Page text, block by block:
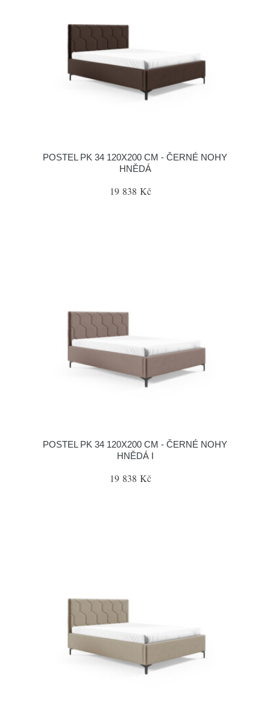
POSTEL PK 34 120X200 CM - ČERNÉ NOHY
HNĚDÁ
19 838 Kč
POSTEL PK 34 120X200 CM - ČERNÉ NOHY
HNĚDÁ I
19 838 Kč